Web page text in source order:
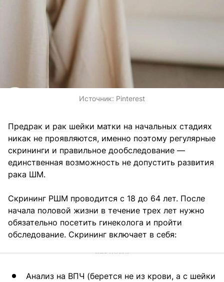
Источник: Pinterest
Предрак и рак шейки матки на начальных стадиях
никак не проявляются, именно поэтому регулярные
скрининги и правильное дообследование —
единственная возможность не допустить развития
рака ШМ.
Скрининг РШМ проводится с 18 до 64 лет. После
начала половой жизни в течение трех лет нужно
обязательно посетить гинеколога и пройти
обследование. Скрининг включает в себя:
Анализ на ВПЧ (берется не из крови, а с шейки